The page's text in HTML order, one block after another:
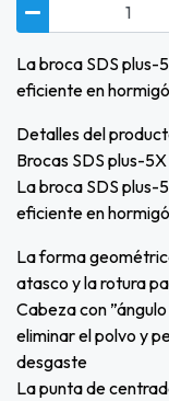
La broca SDS
eficiente en
Detalles del
Brocas SDS plus-5X
La broca SDS
eficiente en
La forma
atasco y la rotura
Cabeza con
eliminar el polvo y
desgaste
La punta de